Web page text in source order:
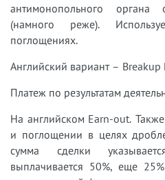
антимонопольного органа
(намного реже).
поглощениях.
Английский вариант – Breakup
Платеж по результатам
На английском Earn-out.
и поглощении в целях
сумма сделки
выплачивается 50%, еще